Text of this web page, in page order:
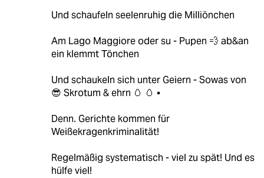
Und schaufeln seelenruhig die Milliönchen
Am Lago Maggiore oder su - Pupen 💨 ab&an
ein klemmt Tönchen
Und schaukeln sich unter Geiern - Sowas von
😎 Skrotum & ehrn 🥚 🥚 •
Denn. Gerichte kommen für
Weißekragenkriminalität!
Regelmäßig systematisch - viel zu spät! Und es
hülfe viel!